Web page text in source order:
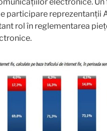
participare reprezentanții
rol în reglementarea